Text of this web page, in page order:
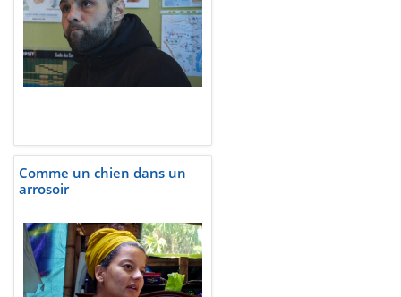
Comme un chien dans un
arrosoir